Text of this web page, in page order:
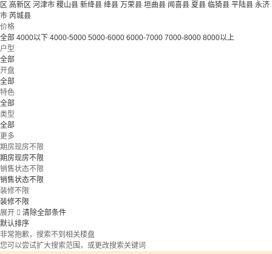
区 高新区 河津市 稷山县 新绛县 绛县 万荣县 垣曲县 闻喜县 夏县 临猗县 平陆县 永济
市 芮城县
价格
全部 4000以下 4000-5000 5000-6000 6000-7000 7000-8000 8000以上
户型
全部
开盘
全部
特色
全部
类型
全部
更多
期房现房不限
期房现房不限
销售状态不限
销售状态不限
装修不限
装修不限
展开  清除全部条件
默认排序
非常抱歉，搜索不到相关楼盘
您可以尝试扩大搜索范围，或更改搜索关键词